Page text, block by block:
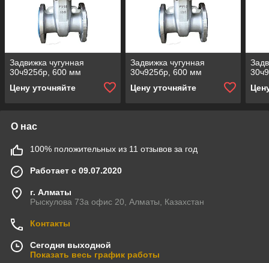
Задвижка чугунная
30ч925бр, 600 мм
Цену уточняйте
Задвижка чугунная
30ч925бр, 600 мм
Цену уточняйте
О нас
100% положительных из 11 отзывов за год
Работает с 09.07.2020
г. Алматы
Рыскулова 73а офис 20, Алматы, Казахстан
Контакты
Сегодня выходной
Показать весь график работы